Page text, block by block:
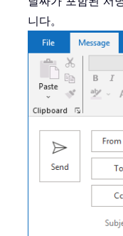
니다。